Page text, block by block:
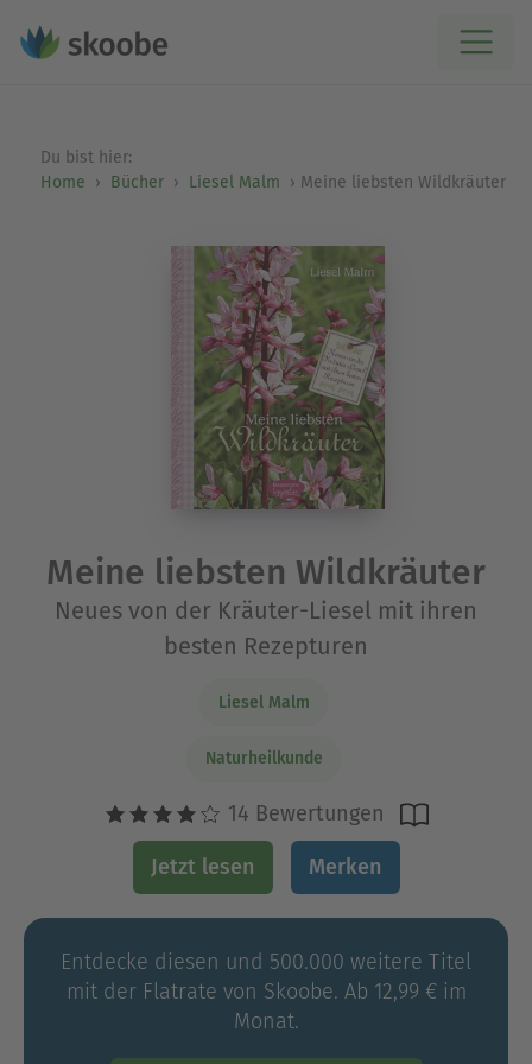
Du bist hier:
Home
Bücher Liesel Malm Meine liebsten Wildkräuter
Meine liebsten Wildkräuter
Neues von der Kräuter-Liesel mit ihren
besten Rezepturen
Liesel Malm
Naturheilkunde
14 Bewertungen
Jetzt lesen Merken
Entdecke diesen und 500.000 weitere Titel
mit der Flatrate von Skoobe. Ab 12,99 € im
Monat.